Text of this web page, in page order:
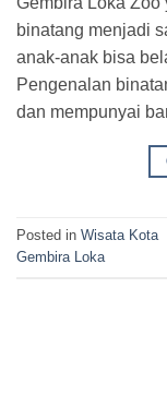
binatang menjadi
anak-anak bisa
Pengenalan
dan mempunyai
Posted in Wisata Kota
Gembira Loka